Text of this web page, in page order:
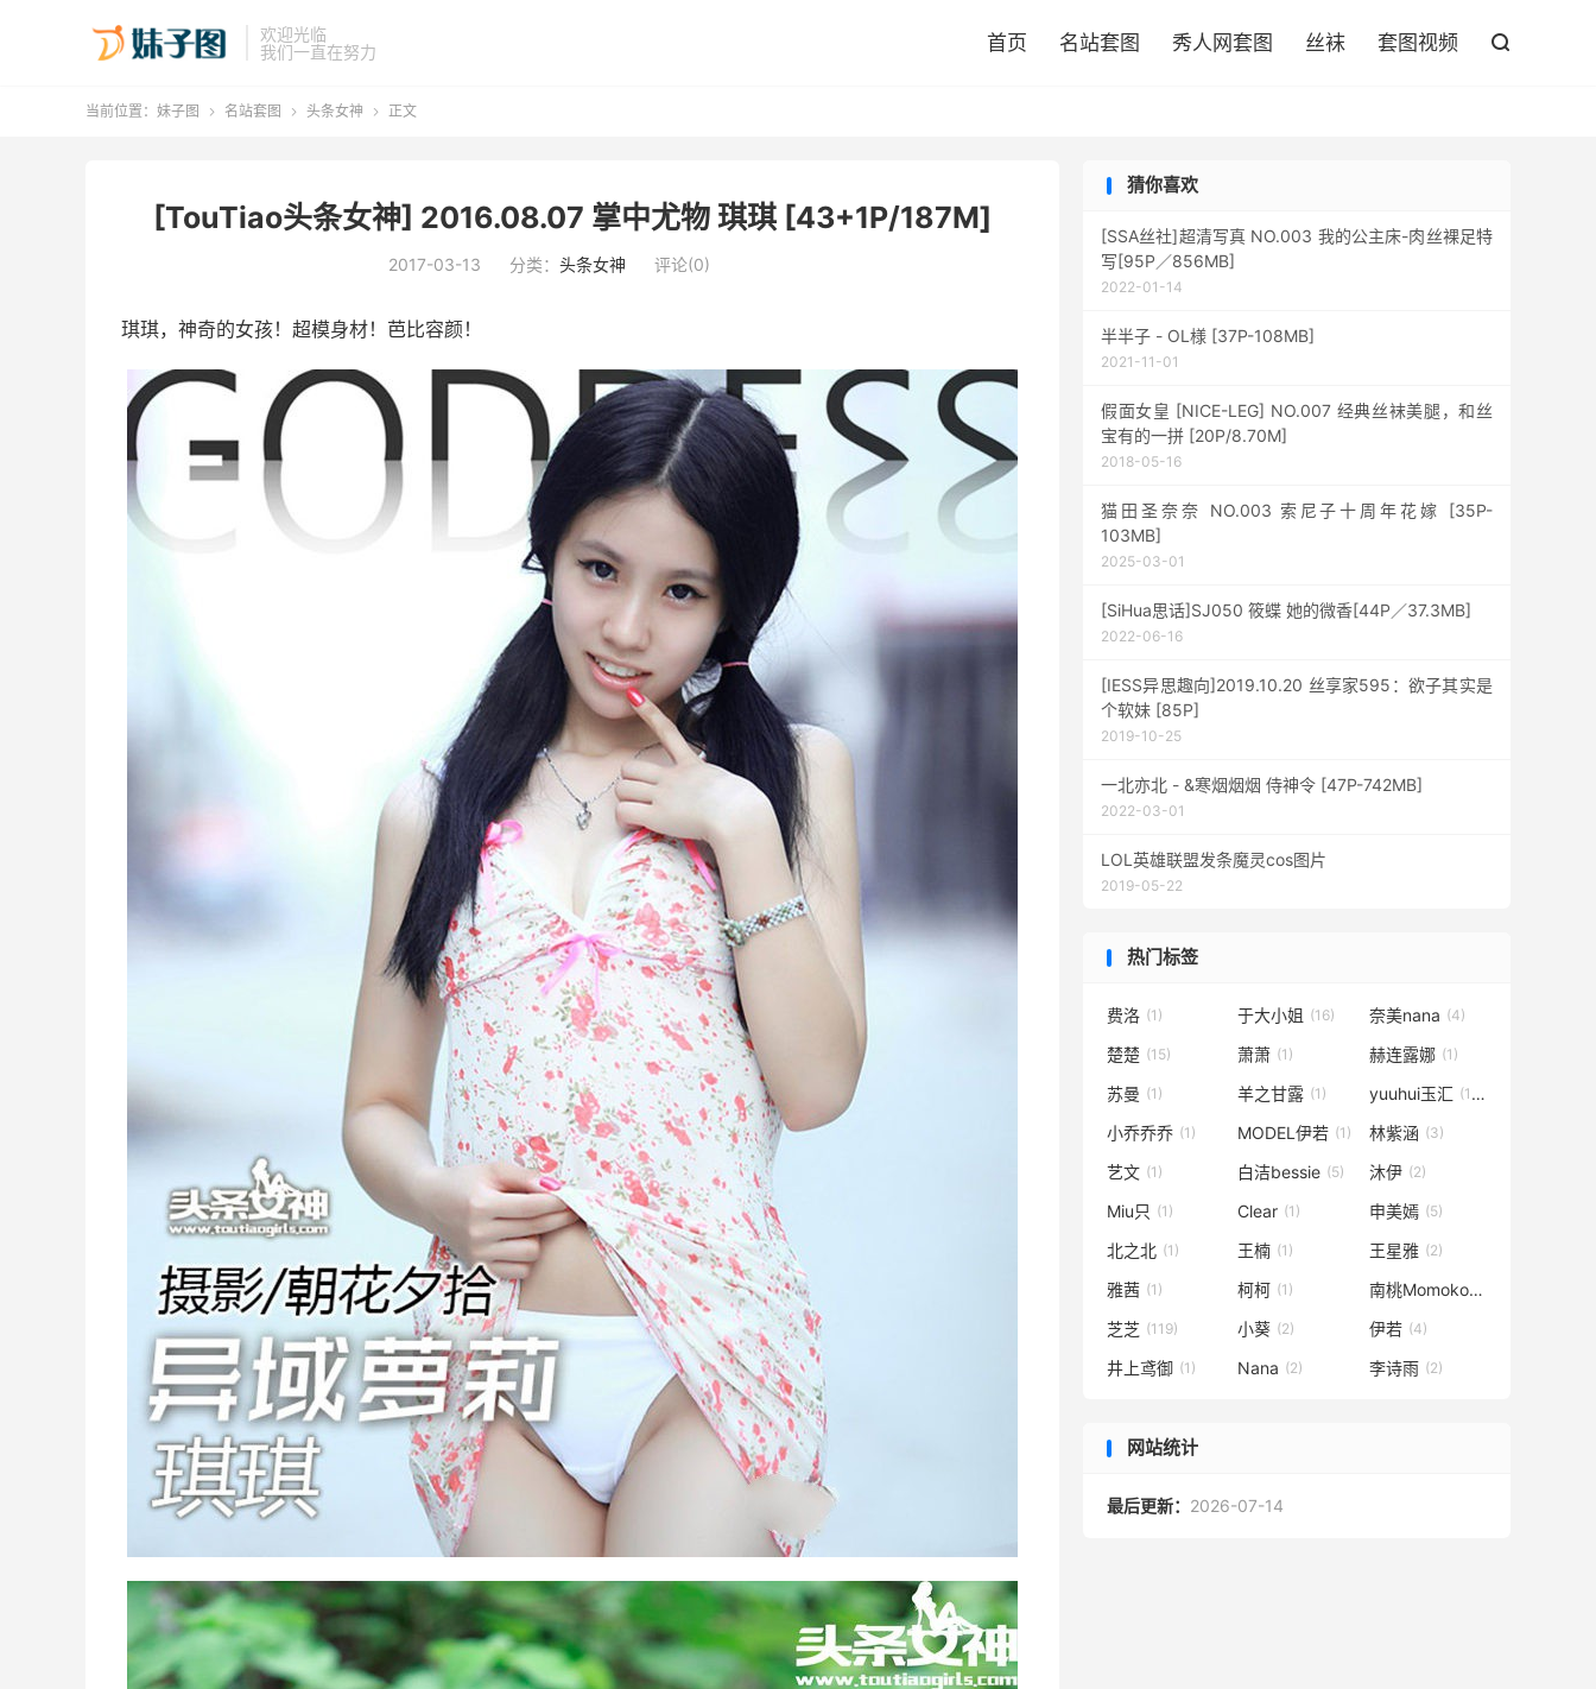
欢迎光临
我们一直在努力
首页 名站套图 秀人网套图 丝袜 套图视频 
当前位置： 妹子图  名站套图  头条女神  正文
[TouTiao头条女神] 2016.08.07 掌中尤物 琪琪 [43+1P/187M]
2017-03-13 分类： 头条女神 评论(0)
琪琪，神奇的女孩！超模身材！芭比容颜！
猜你喜欢
[SSA丝社]超清写真 NO.003 我的公主床-肉丝裸足特
写[95P／856MB]
2022-01-14
半半子 - OL様 [37P-108MB]
2021-11-01
假面女皇 [NICE-LEG] NO.007 经典丝袜美腿，和丝
宝有的一拼 [20P/8.70M]
2018-05-16
猫田圣奈奈 NO.003 索尼子十周年花嫁 [35P-
103MB]
2025-03-01
[SiHua思话]SJ050 筱蝶 她的微香[44P／37.3MB]
2022-06-16
[IESS异思趣向]2019.10.20 丝享家595：欲子其实是
个软妹 [85P]
2019-10-25
一北亦北 - &寒烟烟烟 侍神令 [47P-742MB]
2022-03-01
LOL英雄联盟发条魔灵cos图片
2019-05-22
热门标签
费洛 (1) 于大小姐 (16) 奈美nana (4)
楚楚 (15) 萧萧 (1) 赫连露娜 (1)
苏曼 (1) 羊之甘露 (1) yuuhui玉汇 (164)
小乔乔乔 (1) MODEL伊若 (1) 林紫涵 (3)
艺文 (1) 白洁bessie (5) 沐伊 (2)
Miu只 (1) Clear (1) 申美嫣 (5)
北之北 (1) 王楠 (1) 王星雅 (2)
雅茜 (1) 柯柯 (1) 南桃Momoko(90)
芝芝 (119) 小葵 (2) 伊若 (4)
井上鸢御 (1) Nana (2) 李诗雨 (2)
网站统计
最后更新： 2026-07-14